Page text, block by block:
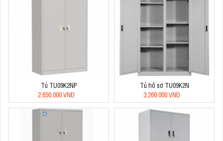
Tủ TU09K2NP
2.650.000 VNĐ
Tủ hồ sơ TU09K2N
3.260.000 VNĐ